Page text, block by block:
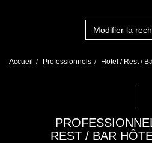
Modifier la
Accueil Professionnels Hotel / Rest /
REST / BAR